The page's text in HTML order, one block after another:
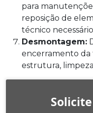
para
reposição de
técnico
Desmontagem:
encerramento da
estrutura,